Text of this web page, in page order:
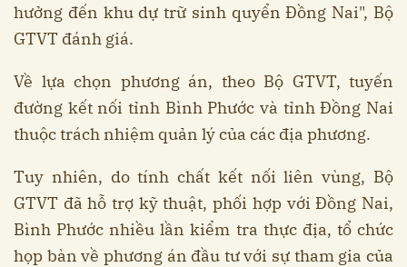
hưởng đến khu dự trữ sinh quyển Đồng Nai", Bộ
GTVT đánh giá.
Về lựa chọn phương án, theo Bộ GTVT, tuyến
đường kết nối tỉnh Bình Phước và tỉnh Đồng Nai
thuộc trách nhiệm quản lý của các địa phương.
Tuy nhiên, do tính chất kết nối liên vùng, Bộ
GTVT đã hỗ trợ kỹ thuật, phối hợp với Đồng Nai,
Bình Phước nhiều lần kiểm tra thực địa, tổ chức
họp bàn về phương án đầu tư với sự tham gia của